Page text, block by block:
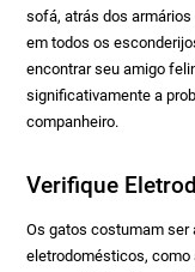
sofá, atrás dos
em todos os
encontrar seu amigo
significativamente a
companheiro.
Verifique
Os gatos costumam ser
eletrodomésticos, como